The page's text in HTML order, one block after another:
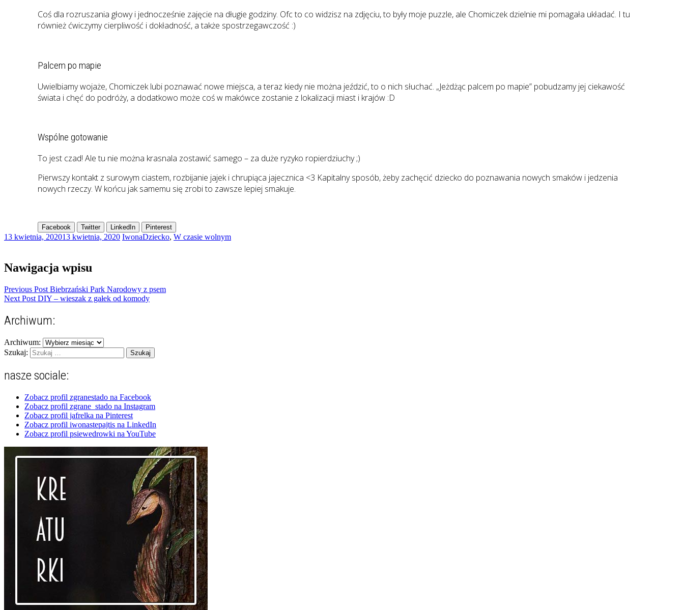
Coś dla rozruszania głowy i jednocześnie zajęcie na długie godziny. Ofc to co widzisz na zdjęciu, to były moje puzzle, ale Chomiczek dzielnie mi pomagała układać. I tu
również ćwiczymy cierpliwość i dokładność, a także spostrzegawczość :)
Palcem po mapie
Uwielbiamy wojaże, Chomiczek lubi poznawać nowe miejsca, a teraz kiedy nie można jeździć, to o nich słuchać. „Jeżdżąc palcem po mapie” pobudzamy jej ciekawość
świata i chęć do podróży, a dodatkowo może coś w makówce zostanie z lokalizacji miast i krajów :D
Wspólne gotowanie
To jest czad! Ale tu nie można krasnala zostawić samego – za duże ryzyko ropierdziuchy ;)
Pierwszy kontakt z surowym ciastem, rozbijanie jajek i chrupiąca jajecznica <3 Kapitalny sposób, żeby zachęcić dziecko do poznawania nowych smaków i jedzenia
nowych rzeczy. W końcu jak samemu się zrobi to zawsze lepiej smakuje.
Facebook Twitter LinkedIn Pinterest
13 kwietnia, 202013 kwietnia, 2020 IwonaDziecko, W czasie wolnym
Nawigacja wpisu
Previous Post Biebrzański Park Narodowy z psem
Next Post DIY – wieszak z gałek od komody
Archiwum:
Archiwum:
Szukaj:
nasze sociale:
Zobacz profil zgranestado na Facebook
Zobacz profil zgrane_stado na Instagram
Zobacz profil jafrelka na Pinterest
Zobacz profil iwonastepajtis na LinkedIn
Zobacz profil psiewedrowki na YouTube